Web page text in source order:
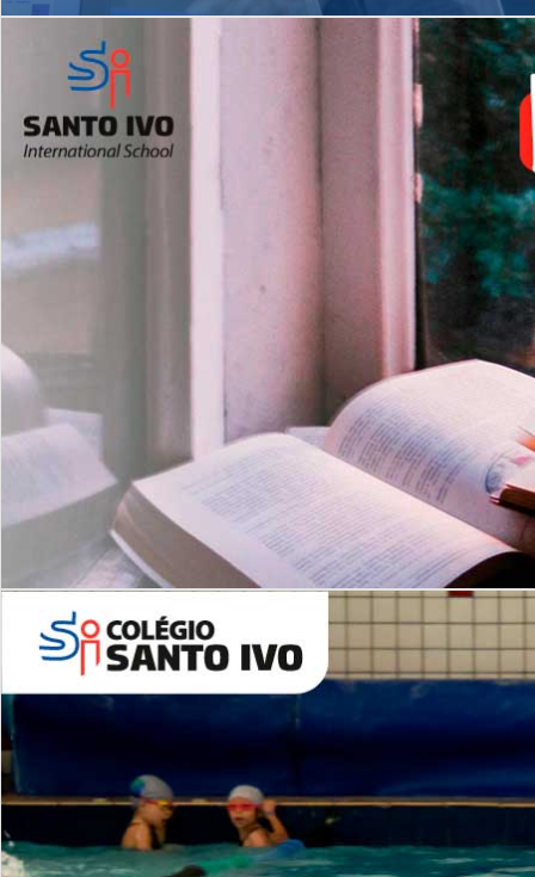
Matrículas Abertas 2026
Leituras Literárias
2º AO 5º ANO FUNDAMENTAL
es
Com imersão Bilingue - Anos
Finais
6º AO 9º ANO FUNDAMENTAL
Inglês: Turmas Reduzidas
(Proficiência)
ALUNOS NOVOS
Entre em Contato